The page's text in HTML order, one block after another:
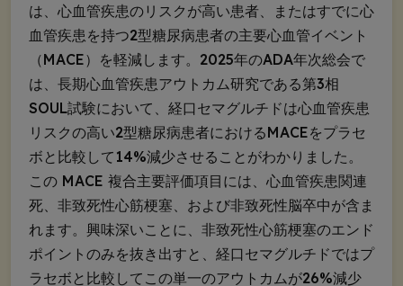
は、心血管疾患のリスクが高い患者、またはすでに心
血管疾患を持つ2型糖尿病患者の主要心血管イベント
（MACE）を軽減します。2025年のADA年次総会で
は、長期心血管疾患アウトカム研究である第3相
SOUL試験において、経口セマグルチドは心血管疾患
リスクの高い2型糖尿病患者におけるMACEをプラセ
ボと比較して14%減少させることがわかりました。
この MACE 複合主要評価項目には、心血管疾患関連
死、非致死性心筋梗塞、および非致死性脳卒中が含ま
れます。興味深いことに、非致死性心筋梗塞のエンド
ポイントのみを抜き出すと、経口セマグルチドではプ
ラセボと比較してこの単一のアウトカムが26%減少